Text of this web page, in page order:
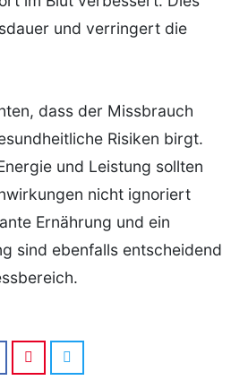
und verringert die
dass der Missbrauch
Risiken birgt.
und Leistung sollten
nicht ignoriert
Ernährung und ein
sind ebenfalls entscheidend